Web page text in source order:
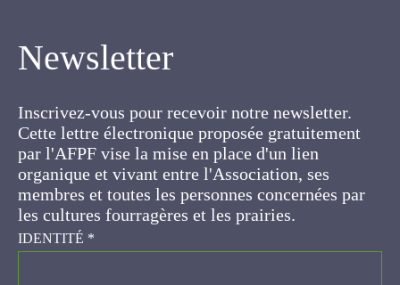
Newsletter
Cette lettre électronique proposée
gratuitement par l'AFPF vise la mise en place
d'un lien organique et vivant entre l'Association,
ses membres et toutes les personnes
concernées par les cultures fourragères et les
prairies.
IDENTITÉ*